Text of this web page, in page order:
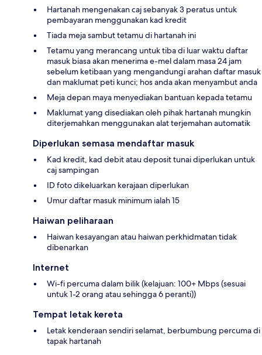
Hartanah mengenakan caj sebanyak 3 peratus untuk
pembayaran menggunakan kad kredit
Tiada meja sambut tetamu di hartanah ini
Tetamu yang merancang untuk tiba di luar waktu daftar
masuk biasa akan menerima e-mel dalam masa 24 jam
sebelum ketibaan yang mengandungi arahan daftar masuk
dan maklumat peti kunci; hos anda akan menyambut anda
Meja depan maya menyediakan bantuan kepada tetamu
Maklumat yang disediakan oleh pihak hartanah mungkin
diterjemahkan menggunakan alat terjemahan automatik
Diperlukan semasa mendaftar masuk
Kad kredit, kad debit atau deposit tunai diperlukan untuk
caj sampingan
ID foto dikeluarkan kerajaan diperlukan
Umur daftar masuk minimum ialah 15
Haiwan peliharaan
Haiwan kesayangan atau haiwan perkhidmatan tidak
dibenarkan
Internet
Wi-fi percuma dalam bilik (kelajuan: 100+ Mbps (sesuai
untuk 1-2 orang atau sehingga 6 peranti))
Tempat letak kereta
Letak kenderaan sendiri selamat, berbumbung percuma di
tapak hartanah